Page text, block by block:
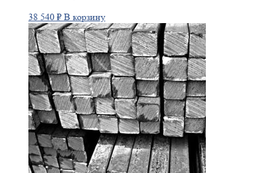
38 540 ₽ В корзину